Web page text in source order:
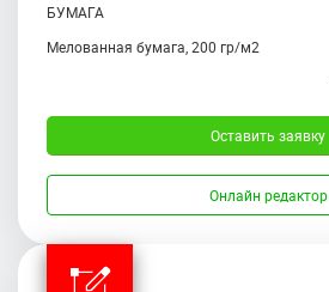
БУМАГА
Mелованная бумага, 200 гр/м2
Оставить заявку
Онлайн редактор